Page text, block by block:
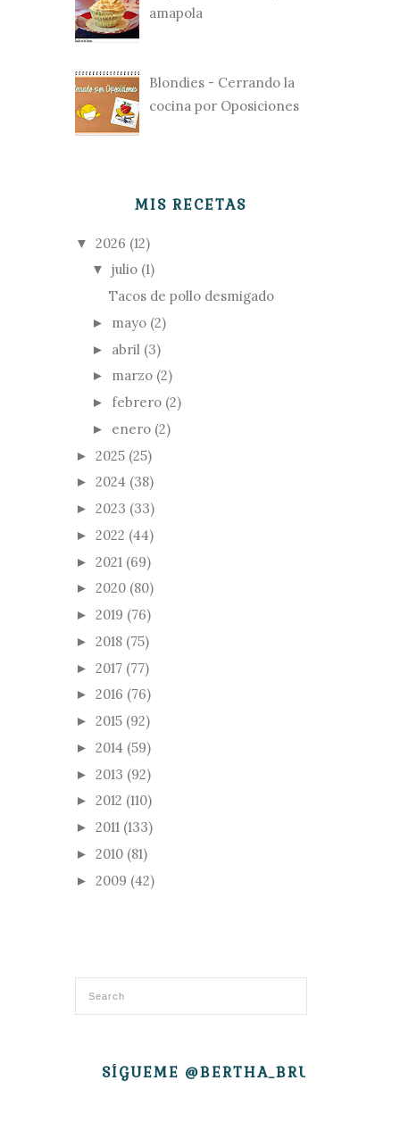
amapola
Blondies - Cerrando la
cocina por Oposiciones
MIS RECETAS
▼ 2026 (12)
▼ julio (1)
Tacos de pollo desmigado
► mayo (2)
► abril (3)
► marzo (2)
► febrero (2)
► enero (2)
► 2025 (25)
► 2024 (38)
► 2023 (33)
► 2022 (44)
► 2021 (69)
► 2020 (80)
► 2019 (76)
► 2018 (75)
► 2017 (77)
► 2016 (76)
► 2015 (92)
► 2014 (59)
► 2013 (92)
► 2012 (110)
► 2011 (133)
► 2010 (81)
► 2009 (42)
SÍGUEME @BERTHA_BRUJITA